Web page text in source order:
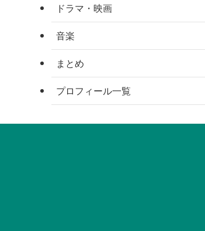
ドラマ・映画
音楽
まとめ
プロフィール一覧